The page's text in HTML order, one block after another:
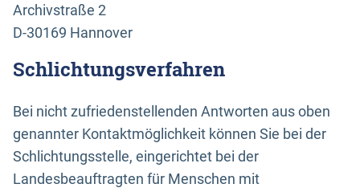
Archivstraße 2
D-30169 Hannover
Schlichtungsverfahren
Bei nicht zufriedenstellenden Antworten aus oben
genannter Kontaktmöglichkeit können Sie bei der
Schlichtungsstelle, eingerichtet bei der
Landesbeauftragten für Menschen mit